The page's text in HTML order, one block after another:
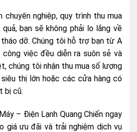
chuyên nghiệp, quy trình thu mua
quả, bạn sẽ không phải lo lắng về
dỡ. Chúng tôi hỗ trợ bạn từ A
việc đều diễn ra suôn sẻ và
chúng tôi nhận thu mua số lượng
thị lớn hoặc các cửa hàng có
bị cũ.
– Điện Lạnh Quang Chiến ngay
giá ưu đãi và trải nghiệm dịch vụ